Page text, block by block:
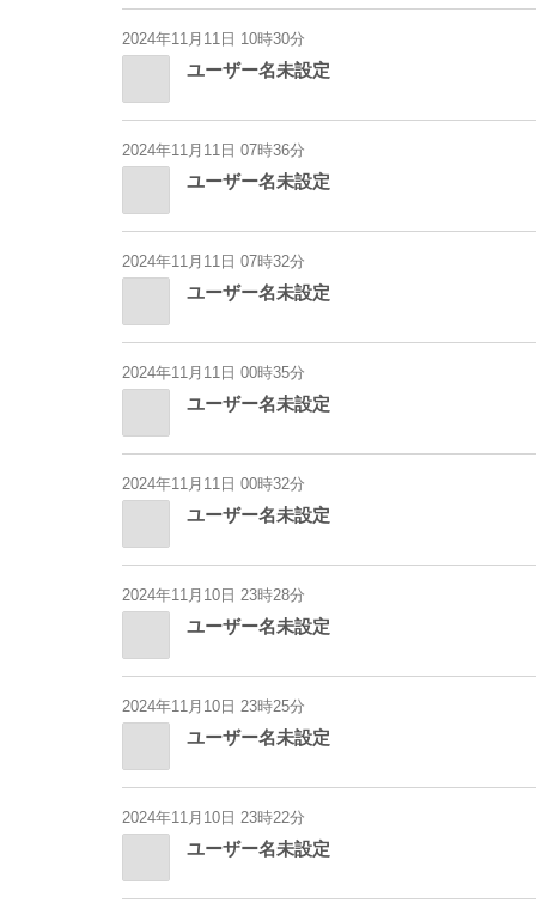
2024年11月11日 10時30分
ユーザー名未設定
2024年11月11日 07時36分
ユーザー名未設定
2024年11月11日 07時32分
ユーザー名未設定
2024年11月11日 00時35分
ユーザー名未設定
2024年11月11日 00時32分
ユーザー名未設定
2024年11月10日 23時28分
ユーザー名未設定
2024年11月10日 23時25分
ユーザー名未設定
2024年11月10日 23時22分
ユーザー名未設定